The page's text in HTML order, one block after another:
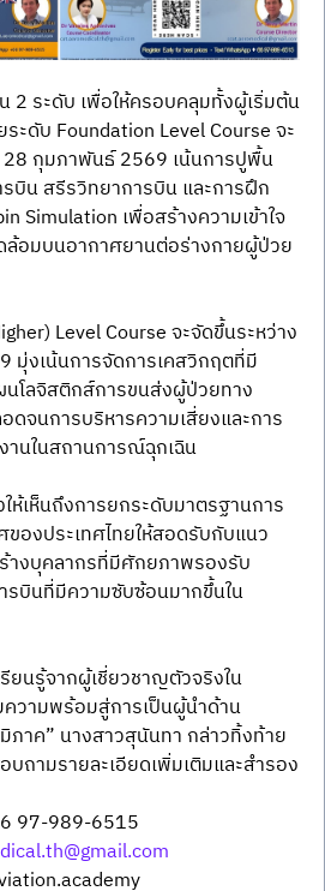
2 ระดับ เพื่อให้ครอบคลุมทั้งผู้เริ่มต้น
ะดับ Foundation Level Course จะ
กุมภาพันธ์ 2569 เน้นการปูพื้น
บิน สรีรวิทยาการบิน และการฝึก
Simulation เพื่อสร้างความเข้าใจ
อมบนอากาศยานต่อร่างกายผู้ป่วย
Level Course จะจัดขึ้นระหว่าง
มุ่งเน้นการจัดการเคสวิกฤตที่มี
โลจิสติกส์การขนส่งผู้ป่วยทาง
ดจนการบริหารความเสี่ยงและการ
านในสถานการณ์ฉุกเฉิน
ห้เห็นถึงการยกระดับมาตรฐานการ
องประเทศไทยให้สอดรับกับแนว
างบุคลากรที่มีศักยภาพรองรับ
รบินที่มีความซับซ้อนมากขึ้นใน
ยนรู้จากผู้เชี่ยวชาญตัวจริงใน
วามพร้อมสู่การเป็นผู้นำด้าน
ภาค” นางสาวสุนันทา กล่าวทิ้งท้าย
ถามรายละเอียดเพิ่มเติมและสำรอง
97-989-6515